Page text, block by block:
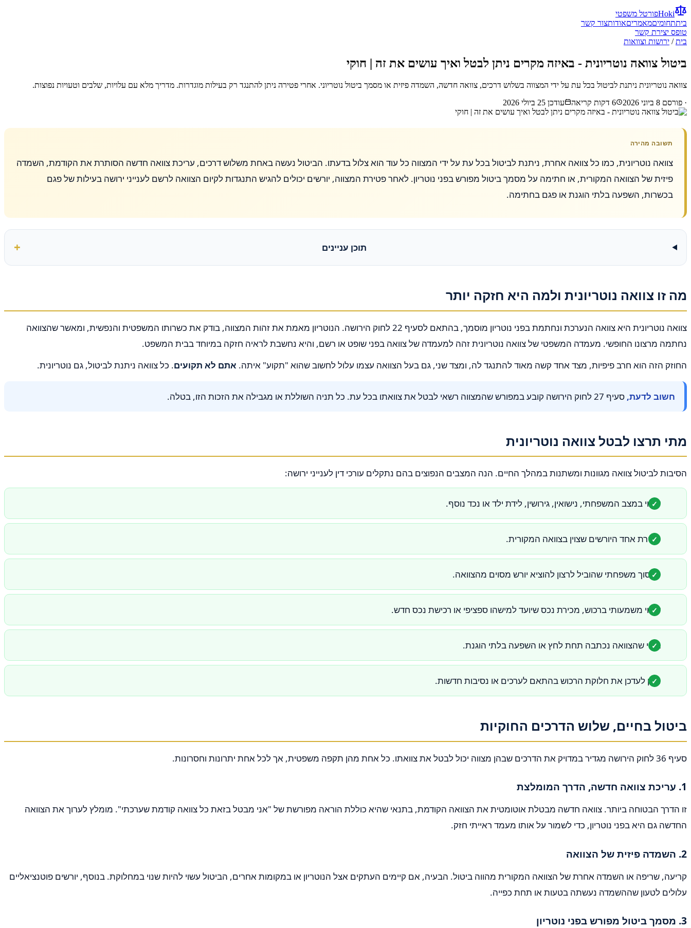
Hokiפורטל משפטי
ביתתחומיםמאמריםאודותצור קשר
טופס יצירת קשר
בית/ ירושות וצוואות
ביטול צוואה נוטריונית - באיזה מקרים ניתן לבטל ואיך עושים את זה | חוקי
צוואה נוטריונית ניתנת לביטול בכל עת על ידי המצווה בשלוש דרכים, צוואה חדשה, השמדה פיזית או מסמך ביטול נוטריוני. אחרי פטירה ניתן להתנגד רק בעילות מוגדרות. מדריך מלא עם עלויות, שלבים וטעויות נפוצות.
· פורסם 8 ביוני 2026 6 דקות קריאה עודכן 25 ביולי 2026
תשובה מהירה
צוואה נוטריונית, כמו כל צוואה אחרת, ניתנת לביטול בכל עת על ידי המצווה כל עוד הוא צלול בדעתו. הביטול נעשה באחת משלוש דרכים, עריכת צוואה חדשה הסותרת את הקודמת, השמדה
פיזית של הצוואה המקורית, או חתימה על מסמך ביטול מפורש בפני נוטריון. לאחר פטירת המצווה, יורשים יכולים להגיש התנגדות לקיום הצוואה לרשם לענייני ירושה בעילות של פגם
בכשרות, השפעה בלתי הוגנת או פגם בחתימה.
תוכן עניינים
מה זו צוואה נוטריונית ולמה היא חזקה יותר
צוואה נוטריונית היא צוואה הנערכת ונחתמת בפני נוטריון מוסמך, בהתאם לסעיף 22 לחוק הירושה. הנוטריון מאמת את זהות המצווה, בודק את כשרותו המשפטית והנפשית, ומאשר שהצוואה
נחתמה מרצונו החופשי. מעמדה המשפטי של צוואה נוטריונית זהה למעמדה של צוואה בפני שופט או רשם, והיא נחשבת לראיה חזקה במיוחד בבית המשפט.
החוזק הזה הוא חרב פיפיות, מצד אחד קשה מאוד להתנגד לה, ומצד שני, גם בעל הצוואה עצמו עלול לחשוב שהוא "תקוע" איתה. אתם לא תקועים. כל צוואה ניתנת לביטול, גם נוטריונית.
חשוב לדעת, סעיף 27 לחוק הירושה קובע במפורש שהמצווה רשאי לבטל את צוואתו בכל עת. כל תניה השוללת או מגבילה את הזכות הזו, בטלה.
מתי תרצו לבטל צוואה נוטריונית
הסיבות לביטול צוואה מגוונות ומשתנות במהלך החיים. הנה המצבים הנפוצים בהם נתקלים עורכי דין לענייני ירושה:
שינוי במצב המשפחתי, נישואין, גירושין, לידת ילד או נכד נוסף.
פטירת אחד היורשים שצוין בצוואה המקורית.
סכסוך משפחתי שהוביל לרצון להוציא יורש מסוים מהצוואה.
שינוי משמעותי ברכוש, מכירת נכס שיועד למישהו ספציפי או רכישת נכס חדש.
גילוי שהצוואה נכתבה תחת לחץ או השפעה בלתי הוגנת.
רצון לעדכן את חלוקת הרכוש בהתאם לערכים או נסיבות חדשות.
ביטול בחיים, שלוש הדרכים החוקיות
סעיף 36 לחוק הירושה מגדיר במדויק את הדרכים שבהן מצווה יכול לבטל את צוואתו. כל אחת מהן תקפה משפטית, אך לכל אחת יתרונות וחסרונות.
1. עריכת צוואה חדשה, הדרך המומלצת
זו הדרך הבטוחה ביותר. צוואה חדשה מבטלת אוטומטית את הצוואה הקודמת, בתנאי שהיא כוללת הוראה מפורשת של "אני מבטל בזאת כל צוואה קודמת שערכתי". מומלץ לערוך את הצוואה
החדשה גם היא בפני נוטריון, כדי לשמור על אותו מעמד ראייתי חזק.
2. השמדה פיזית של הצוואה
קריעה, שריפה או השמדה אחרת של הצוואה המקורית מהווה ביטול. הבעיה, אם קיימים העתקים אצל הנוטריון או במקומות אחרים, הביטול עשוי להיות שנוי במחלוקת. בנוסף, יורשים פוטנציאליים
עלולים לטעון שההשמדה נעשתה בטעות או תחת כפייה.
3. מסמך ביטול מפורש בפני נוטריון